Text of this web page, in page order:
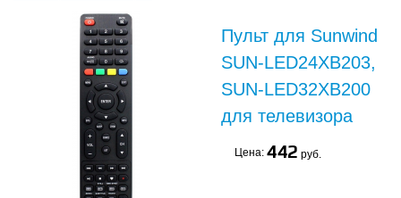
Пульт для Sunwind
SUN-LED24XB203,
SUN-LED32XB200
для телевизора
Цена: 442 руб.